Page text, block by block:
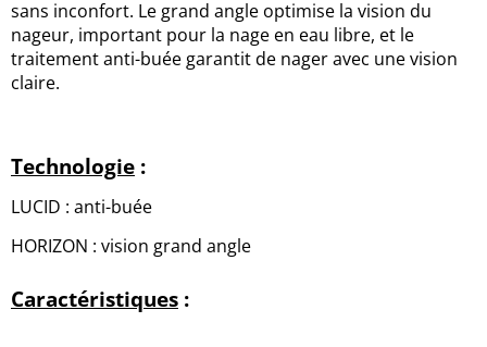
sans inconfort. Le grand angle optimise la vision du
nageur, important pour la nage en eau libre, et le
traitement anti-buée garantit de nager avec une vision
claire.
Technologie :
LUCID : anti-buée
HORIZON : vision grand angle
Caractéristiques :